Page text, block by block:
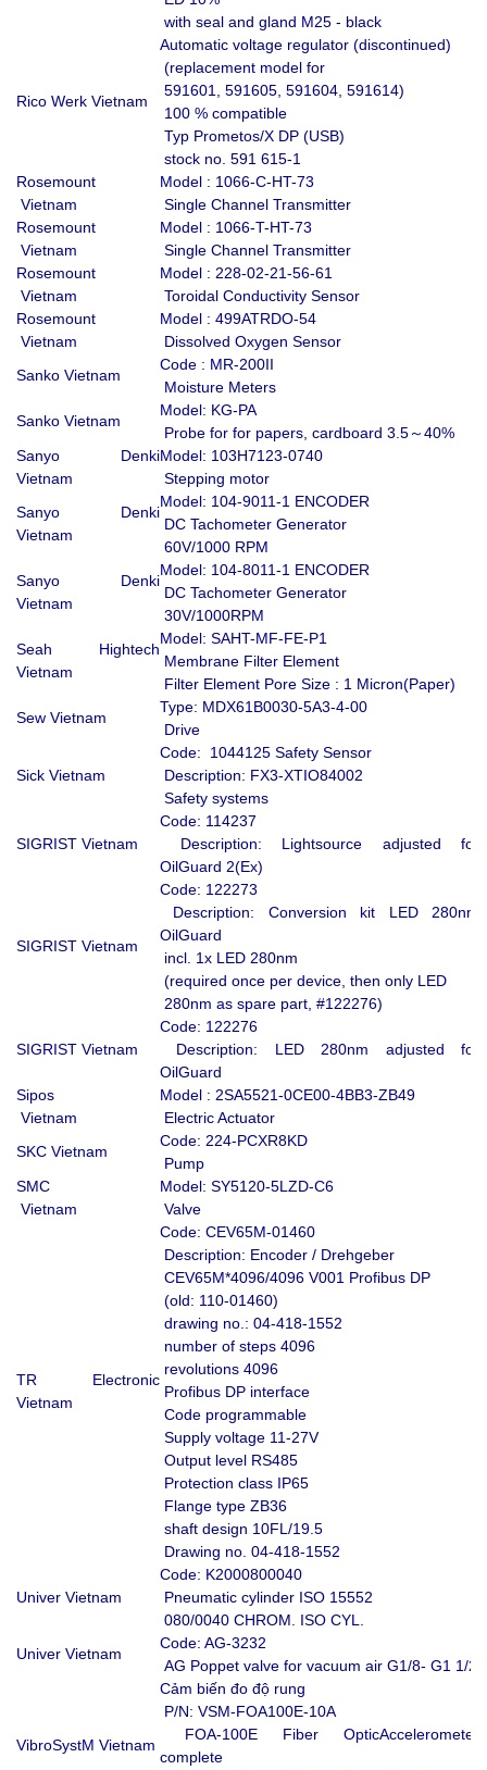
with seal and gland M25 - black
Rico Werk Vietnam
Automatic voltage regulator (discontinued)
(replacement model for
591601, 591605, 591604, 591614)
100 % compatible
Typ Prometos/X DP (USB)
stock no. 591 615-1
Rosemount
Vietnam
Model : 1066-C-HT-73
Single Channel Transmitter
Rosemount
Vietnam
Model : 1066-T-HT-73
Single Channel Transmitter
Rosemount
Vietnam
Model : 228-02-21-56-61
Toroidal Conductivity Sensor
Rosemount
Vietnam
Model : 499ATRDO-54
Dissolved Oxygen Sensor
Sanko Vietnam
Code : MR-200II
Moisture Meters
Sanko Vietnam
Model: KG-PA
Probe for for papers, cardboard 3.5～40%
Sanyo Denki
Vietnam
Model: 103H7123-0740
Stepping motor
Sanyo Denki
Vietnam
Model: 104-9011-1 ENCODER
DC Tachometer Generator
60V/1000 RPM
Sanyo Denki
Vietnam
Model: 104-8011-1 ENCODER
DC Tachometer Generator
30V/1000RPM
Seah Hightech
Vietnam
Model: SAHT-MF-FE-P1
Membrane Filter Element
Filter Element Pore Size : 1 Micron(Paper)
Sew Vietnam
Type: MDX61B0030-5A3-4-00
Drive
Sick Vietnam
Code: 1044125 Safety Sensor
Description: FX3-XTIO84002
Safety systems
SIGRIST Vietnam
Code: 114237
Description: Lightsource adjusted for
OilGuard 2(Ex)
SIGRIST Vietnam
Code: 122273
Description: Conversion kit LED 280nm
OilGuard
incl. 1x LED 280nm
(required once per device, then only LED
280nm as spare part, #122276)
SIGRIST Vietnam
Code: 122276
Description: LED 280nm adjusted for
OilGuard
Sipos
Vietnam
Model : 2SA5521-0CE00-4BB3-ZB49
Electric Actuator
SKC Vietnam
Code: 224-PCXR8KD
Pump
SMC
Vietnam
Model: SY5120-5LZD-C6
Valve
TR Electronic
Vietnam
Code: CEV65M-01460
Description: Encoder / Drehgeber
CEV65M*4096/4096 V001 Profibus DP
(old: 110-01460)
drawing no.: 04-418-1552
number of steps 4096
revolutions 4096
Profibus DP interface
Code programmable
Supply voltage 11-27V
Output level RS485
Protection class IP65
Flange type ZB36
shaft design 10FL/19.5
Drawing no. 04-418-1552
Univer Vietnam
Code: K2000800040
Pneumatic cylinder ISO 15552
080/0040 CHROM. ISO CYL.
Univer Vietnam
Code: AG-3232
AG Poppet valve for vacuum air G1/8- G1 1/2
VibroSystM Vietnam
Cảm biến đo độ rung
P/N: VSM-FOA100E-10A
FOA-100E Fiber OpticAccelerometer
complete